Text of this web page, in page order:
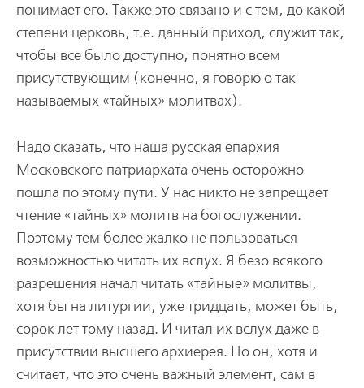
понимает его. Также это связано и с тем, до какой
степени церковь, т.е. данный приход, служит так,
чтобы все было доступно, понятно всем
присутствующим (конечно, я говорю о так
называемых «тайных» молитвах).
Надо сказать, что наша русская епархия
Московского патриархата очень осторожно
пошла по этому пути. У нас никто не запрещает
чтение «тайных» молитв на богослужении.
Поэтому тем более жалко не пользоваться
возможностью читать их вслух. Я безо всякого
разрешения начал читать «тайные» молитвы,
хотя бы на литургии, уже тридцать, может быть,
сорок лет тому назад. И читал их вслух даже в
присутствии высшего архиерея. Но он, хотя и
считает, что это очень важный элемент, сам в